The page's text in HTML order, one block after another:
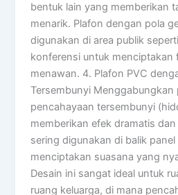
bentuk lain yang memberikan
menarik. Plafon dengan pola
digunakan di area publik
konferensi untuk menciptakan
menawan. 4. Plafon PVC
Tersembunyi Menggabungkan
pencahayaan tersembunyi
memberikan efek dramatis
sering digunakan di balik
menciptakan suasana yang
Desain ini sangat ideal untuk
ruang keluarga, di mana